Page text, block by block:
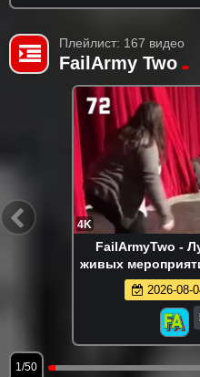
Плейлист: 167 видео
FailArmy Two
4K
FailArmyTwo -
живых
на живых
2026-08-
1/50